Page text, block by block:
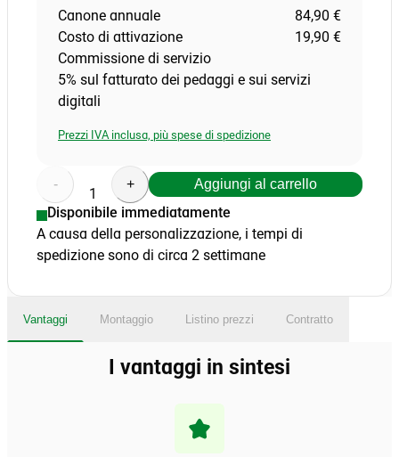
Canone annuale
84,90 €
Costo di attivazione
19,90 €
Commissione di servizio
5% sul fatturato dei pedaggi e sui servizi
digitali
Prezzi IVA inclusa, più spese di spedizione
-
1
+ Aggiungi al carrello
Disponibile immediatamente
A causa della personalizzazione, i tempi di
spedizione sono di circa 2 settimane
Vantaggi Montaggio Listino prezzi Contratto
I vantaggi in sintesi